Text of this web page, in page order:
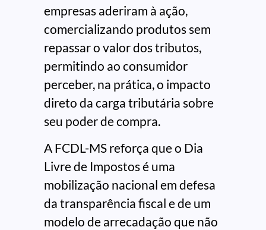
empresas aderiram à ação,
comercializando produtos sem
repassar o valor dos tributos,
permitindo ao consumidor
perceber, na prática, o impacto
direto da carga tributária sobre
seu poder de compra.
A FCDL-MS reforça que o Dia
Livre de Impostos é uma
mobilização nacional em defesa
da transparência fiscal e de um
modelo de arrecadação que não